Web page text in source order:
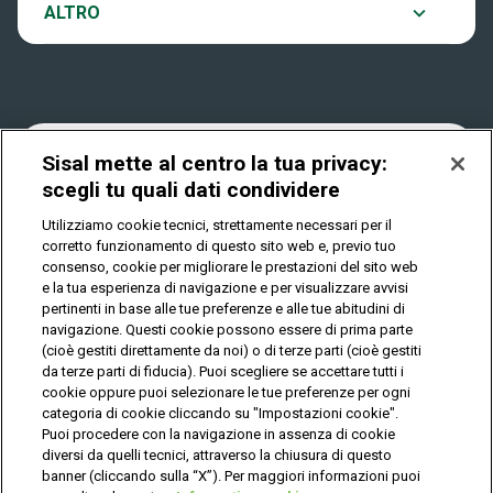
Play Your Date
Dove si gioca
Quanto si vince
Come riscuotere
ALTRO
Notifiche
Cookies
Privacy
IL GIOCO È VIETATO AI MINORI E PUÒ CAUSARE
DIPENDENZA PATOLOGICA
© Copyright Sisal Italia S.p.A. - P.I. 02433760135
Privacy Cookies
Mappa
del
sito
Sisal mette al centro la tua privacy:
scegli tu quali dati condividere
Utilizziamo cookie tecnici, strettamente necessari per il
corretto funzionamento di questo sito web e, previo tuo
consenso, cookie per migliorare le prestazioni del sito web
e la tua esperienza di navigazione e per visualizzare avvisi
pertinenti in base alle tue preferenze e alle tue abitudini di
navigazione. Questi cookie possono essere di prima parte
(cioè gestiti direttamente da noi) o di terze parti (cioè gestiti
da terze parti di fiducia). Puoi scegliere se accettare tutti i
cookie oppure puoi selezionare le tue preferenze per ogni
categoria di cookie cliccando su "Impostazioni cookie".
Puoi procedere con la navigazione in assenza di cookie
diversi da quelli tecnici, attraverso la chiusura di questo
banner (cliccando sulla “X”). Per maggiori informazioni puoi